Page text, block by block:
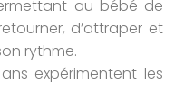
au bébé de
d’attraper et
rythme.
expérimentent les